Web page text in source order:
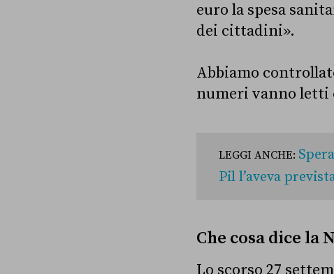
euro la spesa
dei cittadini».
Abbiamo
numeri vanno letti
LEGGI ANCHE:
Pil l’aveva
Che cosa dice la